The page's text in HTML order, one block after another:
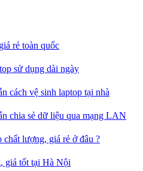
rẻ toàn quốc
sử dụng dài ngày
cách vệ sinh laptop tại nhà
chia sẻ dữ liệu qua mạng LAN
lượng, giá rẻ ở đâu ?
giá tốt tại Hà Nội